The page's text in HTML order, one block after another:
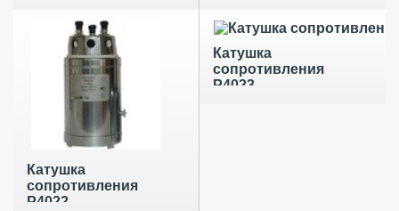
Катушка
сопротивления
Р4022
Катушка
сопротивления
Р4023